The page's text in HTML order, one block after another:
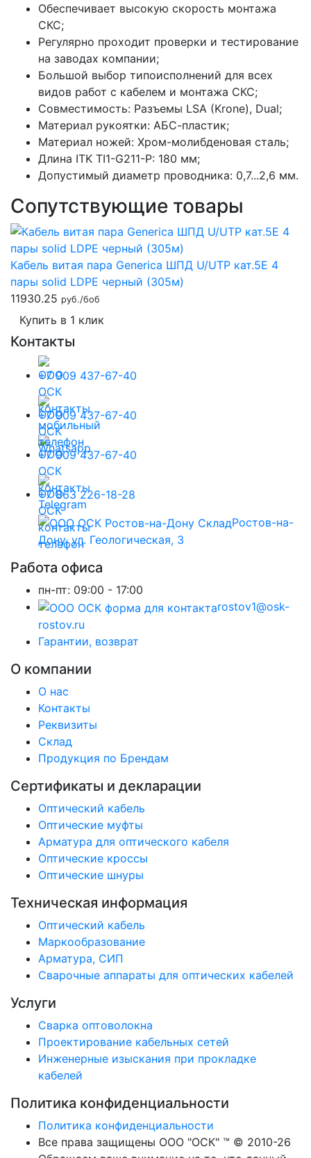
Обеспечивает высокую скорость монтажа
СКС;
Регулярно проходит проверки и тестирование
на заводах компании;
Большой выбор типоисполнений для всех
видов работ с кабелем и монтажа СКС;
Совместимость: Разъемы LSA (Krone), Dual;
Материал рукоятки: АБС-пластик;
Материал ножей: Хром-молибденовая сталь;
Длина ITK TI1-G211-P: 180 мм;
Допустимый диаметр проводника: 0,7...2,6 мм.
Сопутствующие товары
Кабель витая пара Generica ШПД U/UTP кат.5E 4
пары solid LDPE черный (305м)
11930.25 руб./боб
Купить в 1 клик
Контакты
+7 909 437-67-40
+7 909 437-67-40
+7 909 437-67-40
+7 863 226-18-28
Ростов-на-
Дону, ул. Геологическая, 3
Работа офиса
пн-пт: 09:00 - 17:00
rostov1@osk-
rostov.ru
Гарантии, возврат
О компании
О нас
Контакты
Реквизиты
Склад
Продукция по Брендам
Сертификаты и декларации
Оптический кабель
Оптические муфты
Арматура для оптического кабеля
Оптические кроссы
Оптические шнуры
Техническая информация
Оптический кабель
Маркообразование
Арматура, СИП
Сварочные аппараты для оптических кабелей
Услуги
Сварка оптоволокна
Проектирование кабельных сетей
Инженерные изыскания при прокладке
кабелей
Политика конфиденциальности
Политика конфиденциальности
Все права защищены ООО "ОСК" ™ © 2010-26